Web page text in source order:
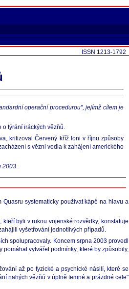
ISSN 1213-1792
operační procedurou", jejímž cílem je
o týrání iráckých vězňů.
kritizoval Červený kříž loni v říjnu způsoby
s vězni vedla k zahájení amerického
2003.
systematicky používat kápě na hlavu a
byli v rukou vojenské rozvědky, konstatuje
vyšetřování jednotlivých případů.
spolupracovaly. Koncem srpna 2003 provedl
vytvářet podmínky, které by způsobily,
až po fyzické a psychické násilí, které se
nahých vězňů v úplně temné a prázdné cele"